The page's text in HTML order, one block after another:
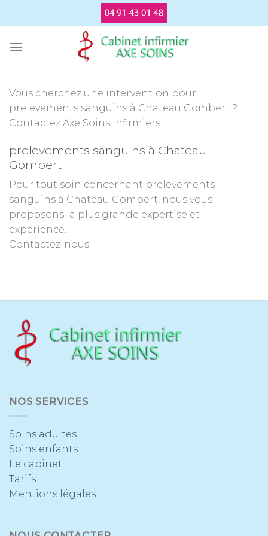
Vous cherchez une intervention pour
prelevements sanguins à Chateau Gombert ?
Contactez Axe Soins Infirmiers
prelevements sanguins à Chateau
Gombert
Pour tout soin concernant prelevements
sanguins à Chateau Gombert, nous vous
proposons la plus grande expertise et
expérience.
Contactez-nous.
NOS SERVICES
Soins adultes
Soins enfants
Le cabinet
Tarifs
Mentions légales